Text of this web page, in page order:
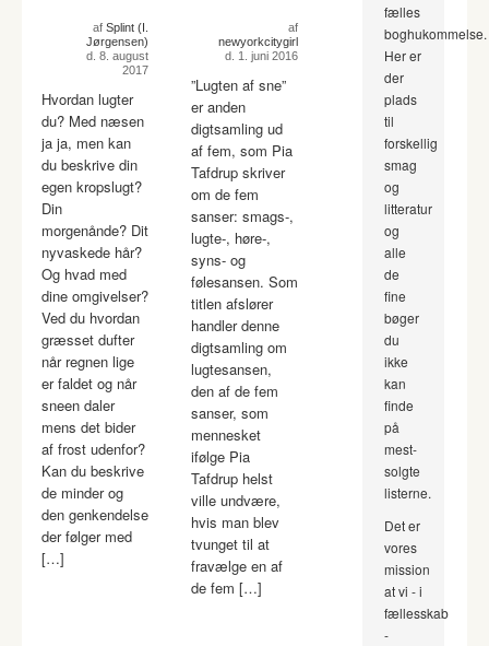
af Splint (I.
Jørgensen)
d. 8. august
2017
Hvordan lugter
du? Med næsen
ja ja, men kan
du beskrive din
egen kropslugt?
Din
morgenånde? Dit
nyvaskede hår?
Og hvad med
dine omgivelser?
Ved du hvordan
græsset dufter
når regnen lige
er faldet og når
sneen daler
mens det bider
af frost udenfor?
Kan du beskrive
de minder og
den genkendelse
der følger med
[…]
af
newyorkcitygirl
d. 1. juni 2016
”Lugten af sne”
er anden
digtsamling ud
af fem, som Pia
Tafdrup skriver
om de fem
sanser: smags-,
lugte-, høre-,
syns- og
følesansen. Som
titlen afslører
handler denne
digtsamling om
lugtesansen,
den af de fem
sanser, som
mennesket
ifølge Pia
Tafdrup helst
ville undvære,
hvis man blev
tvunget til at
fravælge en af
de fem […]
fælles
boghukommelse.
Her er
der
plads
til
forskellig
smag
og
litteratur
og
alle
de
fine
bøger
du
ikke
kan
finde
på
mest-
solgte
listerne.
Det er
vores
mission
at vi - i
fællesskab
-